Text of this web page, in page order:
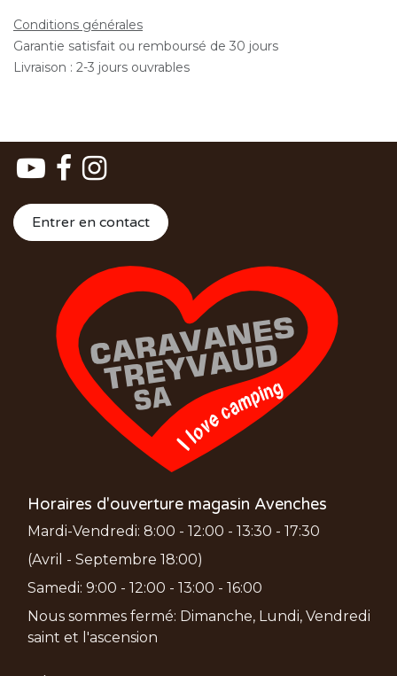
Conditions générales
Garantie satisfait ou remboursé de 30 jours
Livraison : 2-3 jours ouvrables
Entrer en contact
Horaires d'ouverture magasin Avenches
Mardi-Vendredi: 8:00 - 12:00 - 13:30 - 17:30
(Avril - Septembre 18:00)
Samedi: 9:00 - 12:00 - 13:00 - 16:00
Nous sommes fermé: Dimanche, Lundi, Vendredi
saint et l'ascension